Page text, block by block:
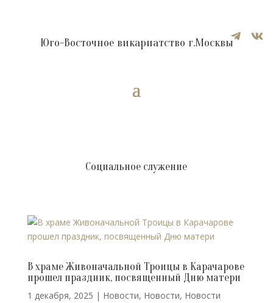
 
Юго-Восточное викариатство г.Москвы
Социальное служение
В храме Живоначальной Троицы в Карачарове
прошел праздник, посвященный Дню матери
1 декабря, 2025 | Новости, Новости, Новости